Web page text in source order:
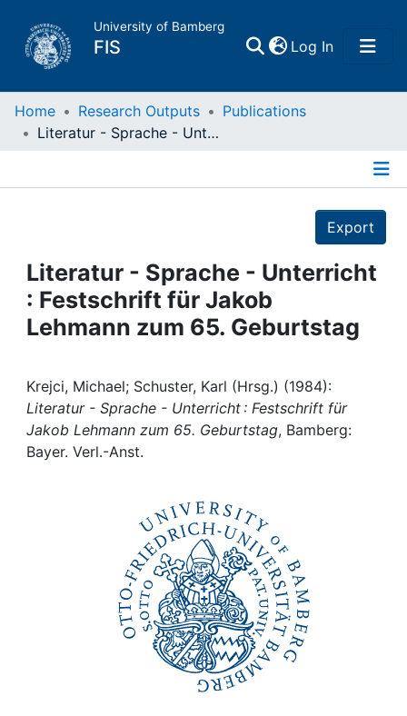
University of Bamberg
FIS Log In(current)
Home
Projects
People
Awards
My FIS
Home Research Outputs
Publications
Literatur - Sprache - Unterricht : Festschrift für Jakob Lehmann zum 65. Geburtstag
Export
Literatur - Sprache - Unterricht
: Festschrift für Jakob
Lehmann zum 65. Geburtstag
Krejci, Michael; Schuster, Karl (Hrsg.) (1984):
Literatur - Sprache - Unterricht : Festschrift für
Jakob Lehmann zum 65. Geburtstag, Bamberg:
Bayer. Verl.-Anst.